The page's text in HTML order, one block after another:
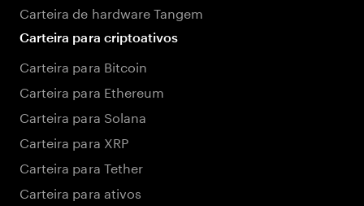
Carteira de hardware Tangem
Carteira para criptoativos
Carteira para Bitcoin
Carteira para Ethereum
Carteira para Solana
Carteira para XRP
Carteira para Tether
Carteira para ativos